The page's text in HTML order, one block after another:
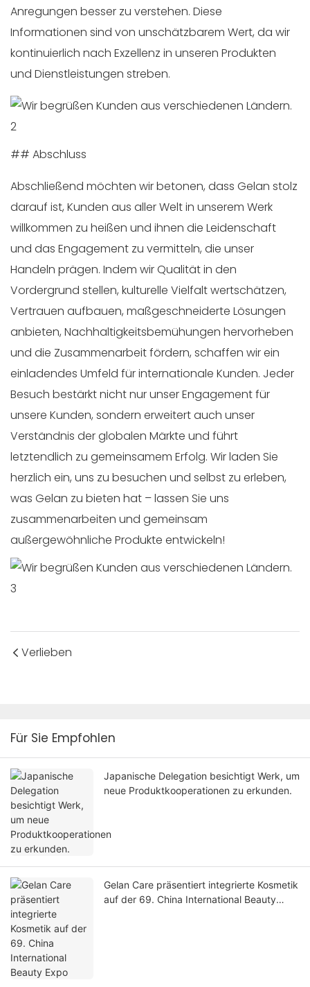
Anregungen besser zu verstehen. Diese
Informationen sind von unschätzbarem Wert, da wir
kontinuierlich nach Exzellenz in unseren Produkten
und Dienstleistungen streben.
## Abschluss
Abschließend möchten wir betonen, dass Gelan stolz
darauf ist, Kunden aus aller Welt in unserem Werk
willkommen zu heißen und ihnen die Leidenschaft
und das Engagement zu vermitteln, die unser
Handeln prägen. Indem wir Qualität in den
Vordergrund stellen, kulturelle Vielfalt wertschätzen,
Vertrauen aufbauen, maßgeschneiderte Lösungen
anbieten, Nachhaltigkeitsbemühungen hervorheben
und die Zusammenarbeit fördern, schaffen wir ein
einladendes Umfeld für internationale Kunden. Jeder
Besuch bestärkt nicht nur unser Engagement für
unsere Kunden, sondern erweitert auch unser
Verständnis der globalen Märkte und führt
letztendlich zu gemeinsamem Erfolg. Wir laden Sie
herzlich ein, uns zu besuchen und selbst zu erleben,
was Gelan zu bieten hat – lassen Sie uns
zusammenarbeiten und gemeinsam
außergewöhnliche Produkte entwickeln!
Verlieben
Für Sie Empfohlen
Japanische Delegation besichtigt Werk, um
neue Produktkooperationen zu erkunden.
Gelan Care präsentiert integrierte Kosmetik
auf der 69. China International Beauty